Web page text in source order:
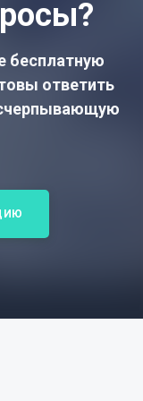
бесплатную
ответить